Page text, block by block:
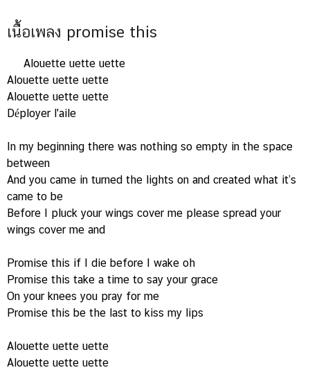
เนื้อเพลง promise this
Alouette uette uette
Alouette uette uette
Alouette uette uette
Déployer l'aile
In my beginning there was nothing so empty in the space
between
And you came in turned the lights on and created what it’s
came to be
Before I pluck your wings cover me please spread your
wings cover me and
Promise this if I die before I wake oh
Promise this take a time to say your grace
On your knees you pray for me
Promise this be the last to kiss my lips
Alouette uette uette
Alouette uette uette